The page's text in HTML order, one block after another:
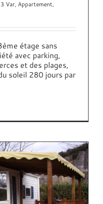
Var, Appartement,
étage sans
avec parking,
et des plages,
soleil 280 jours par